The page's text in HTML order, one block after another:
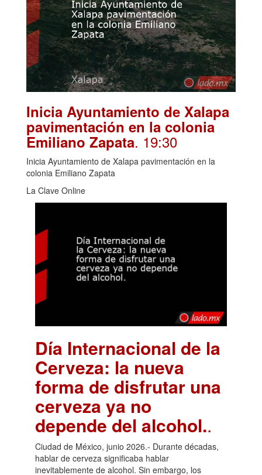
Inicia Ayuntamiento de Xalapa
pavimentación en la colonia
Emiliano Zapata. 19:30
Inicia Ayuntamiento de Xalapa pavimentación en la
colonia Emiliano Zapata
La Clave Online
Día Internacional de la
Cerveza: la nueva
forma de disfrutar una
cerveza ya no
depende del alcohol..
Ciudad de México, junio 2026.- Durante décadas,
hablar de cerveza significaba hablar
inevitablemente de alcohol. Sin embargo, los